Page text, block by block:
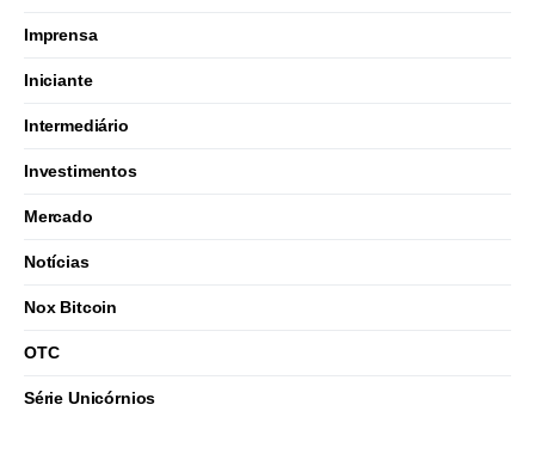
Imprensa
Iniciante
Intermediário
Investimentos
Mercado
Notícias
Nox Bitcoin
OTC
Série Unicórnios